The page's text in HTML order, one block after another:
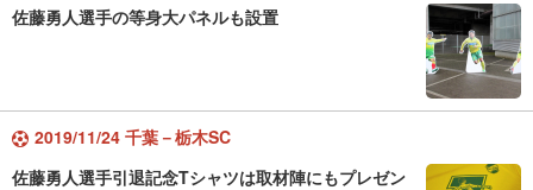
佐藤勇人選手の等身大パネルも設置
2019/11/24 千葉－栃木SC
佐藤勇人選手引退記念Tシャツは取材陣にもプレゼン